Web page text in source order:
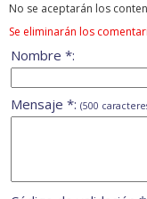
No se aceptarán los
Se eliminarán los
Nombre *:
Mensaje *: (500